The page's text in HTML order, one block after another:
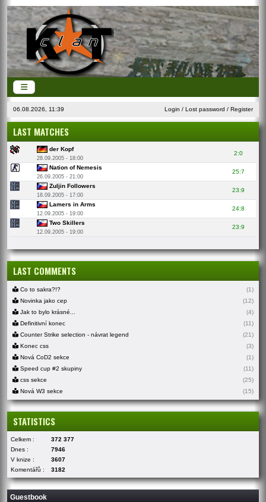
06.08.2026, 11:39 Login / Lost password / Register
LAST MATCHES
der Kopf
28.09.2005 - 18:00
2:0
Nation of Nemesis
26.09.2005 - 21:00
25:7
Zuljin Followers
18.09.2005 - 17:00
23:9
Lamers in Arms
12.09.2005 - 19:00
24:8
Two Skillers
12.09.2005 - 19:00
23:9
LAST COMMENTS
Co to sakra?!?
(1)
Novinka jako cep
(12)
Jak to bylo krásné...
(4)
Definitivní konec
(11)
Counter Strike selection - návrat legend
(21)
Konec css
(3)
Nová CoD2 sekce
(1)
Speed cup #2 skupiny
(11)
css sekce
(25)
Nová W3 sekce
(15)
STATISTICS
Celkem :
372 377
Dnes :
7946
V knize :
3607
Komentářů :
3182
Guestbook